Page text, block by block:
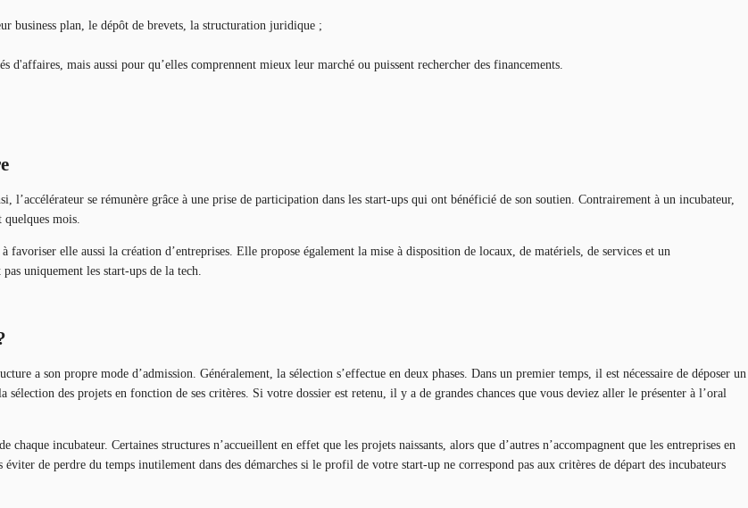
business plan, le dépôt de brevets, la structuration juridique ;
mais aussi pour qu’elles comprennent mieux leur marché ou puissent rechercher des financements.
l’accélérateur se rémunère grâce à une prise de participation dans les start-ups qui ont bénéficié de son soutien. Contrairement à un incubateur,
quelques mois.
favoriser elle aussi la création d’entreprises. Elle propose également la mise à disposition de locaux, de matériels, de services et un
uniquement les start-ups de la tech.
a son propre mode d’admission. Généralement, la sélection s’effectue en deux phases. Dans un premier temps, il est nécessaire de déposer un
des projets en fonction de ses critères. Si votre dossier est retenu, il y a de grandes chances que vous deviez aller le présenter à l’oral
incubateur. Certaines structures n’accueillent en effet que les projets naissants, alors que d’autres n’accompagnent que les entreprises en
de perdre du temps inutilement dans des démarches si le profil de votre start-up ne correspond pas aux critères de départ des incubateurs